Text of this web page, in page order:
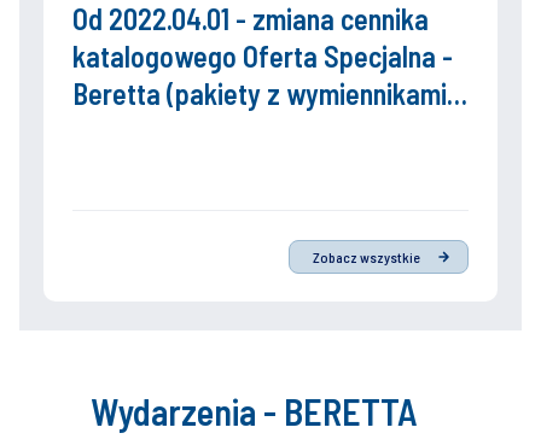
Od 2022.04.01 - zmiana cennika
katalogowego Oferta Specjalna -
Beretta (pakiety z wymiennikami
Zobacz wszystkie
Wydarzenia - BERETTA